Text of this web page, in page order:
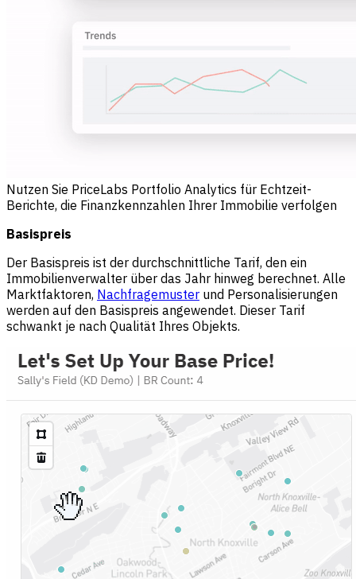
Nutzen Sie PriceLabs Portfolio Analytics für Echtzeit-
Berichte, die Finanzkennzahlen Ihrer Immobilie verfolgen
Basispreis
Der Basispreis ist der durchschnittliche Tarif, den ein
Immobilienverwalter über das Jahr hinweg berechnet. Alle
Marktfaktoren, Nachfragemuster und Personalisierungen
werden auf den Basispreis angewendet. Dieser Tarif
schwankt je nach Qualität Ihres Objekts.